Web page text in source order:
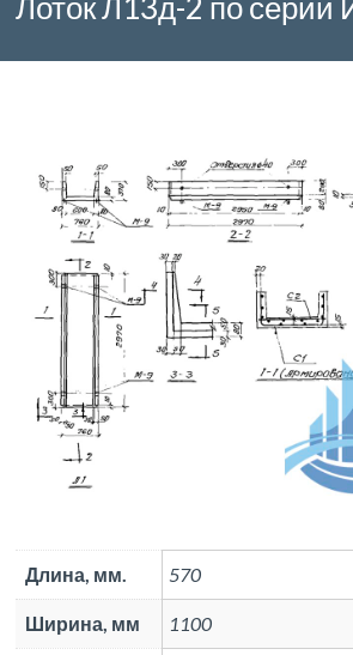
Длина, мм. 570
Ширина, мм 1100